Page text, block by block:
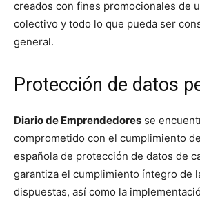
creados con fines promocionales de
colectivo y todo lo que pueda ser
general.
Protección de datos
Diario de Emprendedores se
comprometido con el cumplimiento
española de protección de datos de
garantiza el cumplimiento íntegro de
dispuestas, así como la